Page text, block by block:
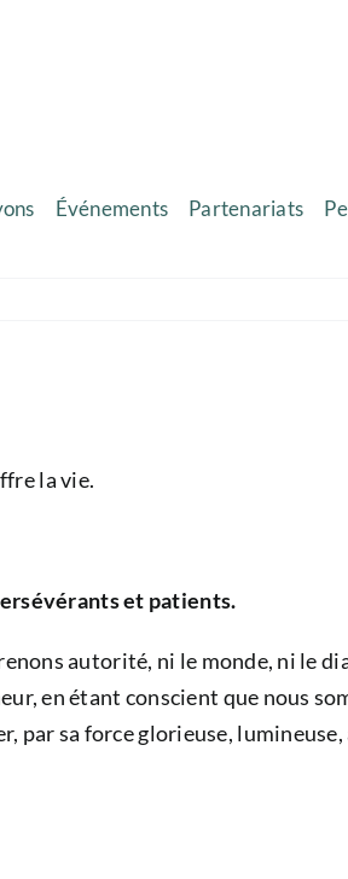
Événements Partenariats
la vie.
et patients.
autorité, ni le monde, ni le
en étant conscient que nous
sa force glorieuse,